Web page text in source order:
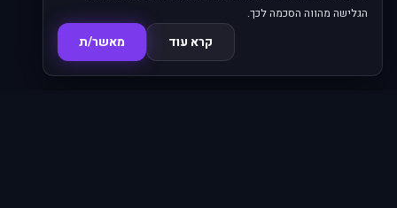
הגלישה מהווה הסכמה לכך.
קרא עוד מאשר/ת